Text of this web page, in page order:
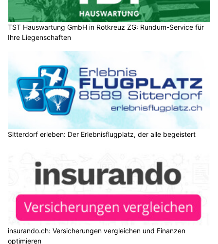
TST Hauswartung GmbH in Rotkreuz ZG: Rundum-Service für
Ihre Liegenschaften
Sitterdorf erleben: Der Erlebnisflugplatz, der alle begeistert
insurando.ch: Versicherungen vergleichen und Finanzen
optimieren